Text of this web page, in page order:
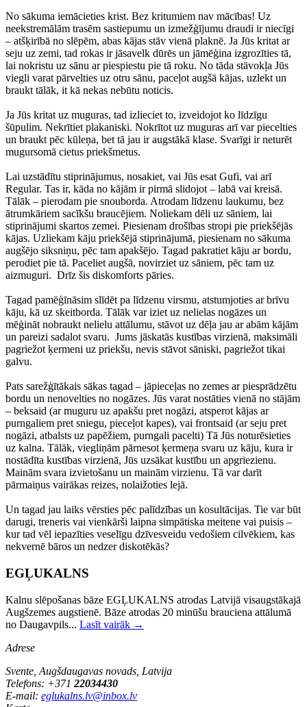
No sākuma iemācieties krist. Bez kritumiem nav mācības! Uz
neekstremālām trasēm sastiepumu un izmežģījumu draudi ir niecīgi
– atšķirībā no slēpēm, abas kājas stāv vienā plaknē. Ja Jūs kritat ar
seju uz zemi, tad rokas ir jāsavelk dūrēs un jāmēģina izgrozīties tā,
lai nokristu uz sānu ar piespiestu pie tā roku. No tāda stāvokļa Jūs
viegli varat pārvelties uz otru sānu, paceļot augšā kājas, uzlekt un
braukt tālāk, it kā nekas nebūtu noticis.
Ja Jūs kritat uz muguras, tad izlieciet to, izveidojot ko līdzīgu
šūpulim. Nekrītiet plakaniski. Nokrītot uz muguras arī var piecelties
un braukt pēc kūleņa, bet tā jau ir augstākā klase. Svarīgi ir neturēt
mugursomā cietus priekšmetus.
Lai uzstādītu stiprinājumus, nosakiet, vai Jūs esat Gufi, vai arī
Regular. Tas ir, kāda no kājām ir pirmā slidojot – labā vai kreisā.
Tālāk – pierodam pie snouborda. Atrodam līdzenu laukumu, bez
ātrumkāriem sacīkšu braucējiem. Noliekam dēli uz sāniem, lai
stiprinājumi skartos zemei. Piesienam drošības stropi pie priekšējās
kājas. Uzliekam kāju priekšējā stiprinājumā, piesienam no sākuma
augšējo siksniņu, pēc tam apakšējo. Tagad pakratiet kāju ar bordu,
perodiet pie tā. Paceliet augšā, novirziet uz sāniem, pēc tam uz
aizmuguri. Drīz šis diskomforts pāries.
Tagad pamēģīnāsim slīdēt pa līdzenu virsmu, atstumjoties ar brīvu
kāju, kā uz skeitborda. Tālāk var iziet uz nelielas nogāzes un
mēģināt nobraukt nelielu attālumu, stāvot uz dēļa jau ar abām kājām
un pareizi sadalot svaru. Jums jāskatās kustības virzienā, maksimāli
pagriežot ķermeni uz priekšu, nevis stāvot sāniski, pagriežot tikai
galvu.
Pats sarežģītākais sākas tagad – jāpieceļas no zemes ar piesprādzētu
bordu un nenovelties no nogāzes. Jūs varat nostāties vienā no stājām
– beksaid (ar muguru uz apakšu pret nogāzi, atsperot kājas ar
purngaliem pret sniegu, pieceļot kapes), vai frontsaid (ar seju pret
nogāzi, atbalsts uz papēžiem, purngali pacelti) Tā Jūs noturēsieties
uz kalna. Tālāk, viegliņām pārnesot ķermeņa svaru uz kāju, kura ir
nostādīta kustības virzienā, Jūs uzsākat kustību un apgriezienu.
Mainām svara izvietošanu un mainām virzienu. Tā var darīt
pārmaiņus vairākas reizes, nolaižoties lejā.
Un tagad jau laiks vērsties pēc palīdzības un kosultācijas. Tie var būt
darugi, treneris vai vienkārši laipna simpātiska meitene vai puisis –
kur tad vēl iepazīties veselīgu dzīvesveidu vedošiem cilvēkiem, kas
nekvernē bāros un nedzer diskotēkās?
EGĻUKALNS
Kalnu slēpošanas bāze EGĻUKALNS atrodas Latvijā visaugstākajā
Augšzemes augstienē. Bāze atrodas 20 minūšu brauciena attālumā
no Daugavpils... Lasīt vairāk →
Adrese
Svente, Augšdaugavas novads, Latvija
Telefons: +371 22034430
E-mail: eglukalns.lv@inbox.lv